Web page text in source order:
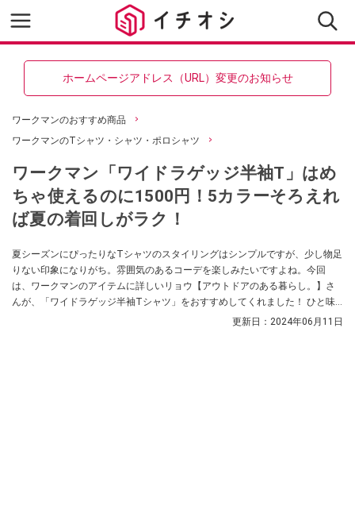
ホームページアドレス（URL）変更のお知らせ
ワークマンのおすすめ商品
ワークマンのTシャツ・シャツ・ポロシャツ
ワークマン「ワイドラゲッジ半袖T」はめ
ちゃ使えるのに1500円！5カラーそろえれ
ば夏の着回しがラク！
夏シーズンにぴったりなTシャツのスタイリングはシンプルですが、少し物足
りない印象になりがち。雰囲気のあるコーデを楽しみたいですよね。今回
は、ワークマンのアイテムに詳しいリョウ【アウトドアのある暮らし。】さ
んが、「ワイドラゲッジ半袖Tシャツ」をおすすめしてくれました！ ひと味
ちがったレイヤードコーデが楽しめるアイテムなんだとか。ぜひチェックし
更新日： 2024年06月11日